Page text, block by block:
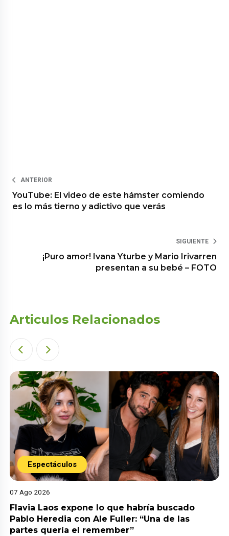
ANTERIOR
YouTube: El video de este hámster comiendo
es lo más tierno y adictivo que verás
SIGUIENTE
¡Puro amor! Ivana Yturbe y Mario Irivarren
presentan a su bebé – FOTO
Articulos Relacionados
Espectáculos
07 Ago 2026
Flavia Laos expone lo que habría buscado
Pablo Heredia con Ale Fuller: “Una de las
partes quería el remember”